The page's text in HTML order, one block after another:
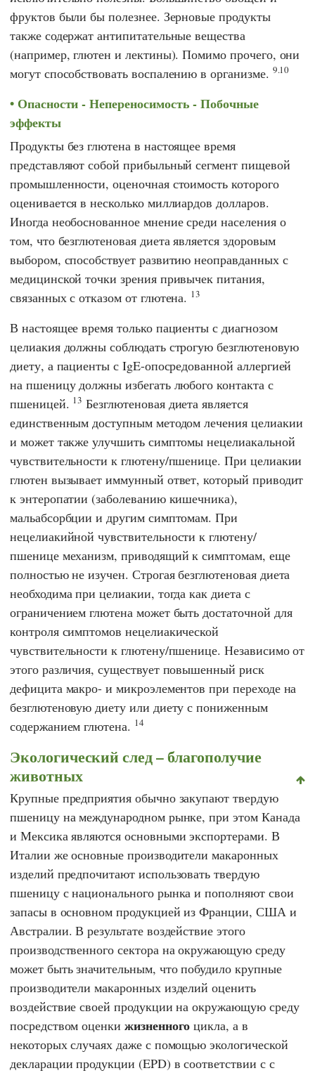
фруктов были бы полезнее. Зерновые продукты
также содержат антипитательные вещества
(например, глютен и лектины). Помимо прочего, они
могут способствовать воспалению в организме. 9.10
Опасности - Непереносимость - Побочные
эффекты
Продукты без глютена в настоящее время
представляют собой прибыльный сегмент пищевой
промышленности, оценочная стоимость которого
оценивается в несколько миллиардов долларов.
Иногда необоснованное мнение среди населения о
том, что безглютеновая диета является здоровым
выбором, способствует развитию неоправданных с
медицинской точки зрения привычек питания,
связанных с отказом от глютена. 13
В настоящее время только пациенты с диагнозом
целиакия должны соблюдать строгую безглютеновую
диету, а пациенты с IgE-опосредованной аллергией
на пшеницу должны избегать любого контакта с
пшеницей. 13 Безглютеновая диета является
единственным доступным методом лечения целиакии
и может также улучшить симптомы нецелиакальной
чувствительности к глютену/пшенице. При целиакии
глютен вызывает иммунный ответ, который приводит
к энтеропатии (заболеванию кишечника),
мальабсорбции и другим симптомам. При
нецелиакийной чувствительности к глютену/
пшенице механизм, приводящий к симптомам, еще
полностью не изучен. Строгая безглютеновая диета
необходима при целиакии, тогда как диета с
ограничением глютена может быть достаточной для
контроля симптомов нецелиакической
чувствительности к глютену/пшенице. Независимо от
этого различия, существует повышенный риск
дефицита макро- и микроэлементов при переходе на
безглютеновую диету или диету с пониженным
содержанием глютена. 14
Экологический след – благополучие
животных
Крупные предприятия обычно закупают твердую
пшеницу на международном рынке, при этом Канада
и Мексика являются основными экспортерами. В
Италии же основные производители макаронных
изделий предпочитают использовать твердую
пшеницу с национального рынка и пополняют свои
запасы в основном продукцией из Франции, США и
Австралии. В результате воздействие этого
производственного сектора на окружающую среду
может быть значительным, что побудило крупные
производители макаронных изделий оценить
воздействие своей продукции на окружающую среду
посредством оценки жизненного цикла, а в
некоторых случаях даже с помощью экологической
декларации продукции (EPD) в соответствии с с